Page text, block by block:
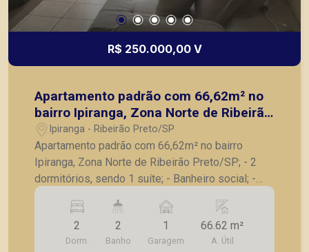
R$ 250.000,00 V
Apartamento padrão com 66,62m² no
bairro Ipiranga, Zona Norte de Ribeirão
Preto/SP;
Ipiranga - Ribeirão Preto/SP
Apartamento padrão com 66,62m² no bairro
Ipiranga, Zona Norte de Ribeirão Preto/SP; - 2
dormitórios, sendo 1 suíte; - Banheiro social; -
Sala para 2 ambientes; - Cozinha; - Área de
serviços; - 1 vaga de garagem, cabe até 2 carros.
A Piramid tem como objetivo atender seus
clientes com agilidade e segurança, em locação,
2
Dorm.
2
Banho
1
Garagem
66.62 m²
A. Útil